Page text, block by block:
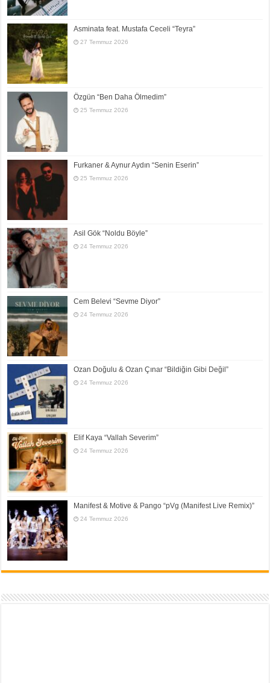
Asminata feat. Mustafa Ceceli “Teyra”
27 Temmuz 2026
Özgün “Ben Daha Ölmedim”
25 Temmuz 2026
Furkaner & Aynur Aydın “Senin Eserin”
25 Temmuz 2026
Asil Gök “Noldu Böyle”
24 Temmuz 2026
Cem Belevi “Sevme Diyor”
24 Temmuz 2026
Ozan Doğulu & Ozan Çınar “Bildiğin Gibi Değil”
24 Temmuz 2026
Elif Kaya “Vallah Severim”
24 Temmuz 2026
Manifest & Motive & Pango “pVg (Manifest Live Remix)”
24 Temmuz 2026